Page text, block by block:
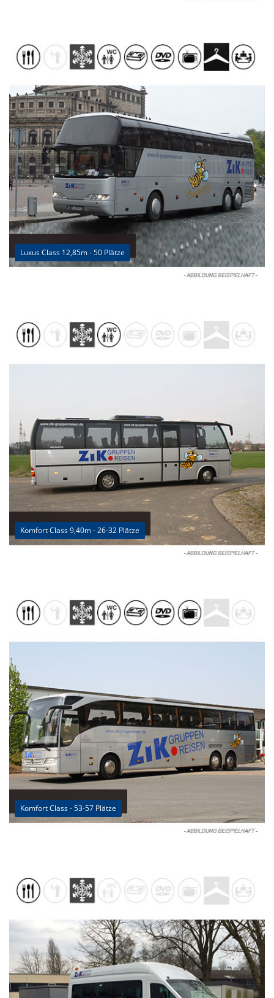
Luxus Class 12,85m - 50 Plätze
Komfort Class 9,40m - 26-32 Plätze
Komfort Class - 53-57 Plätze